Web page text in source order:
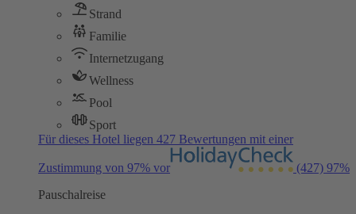
Strand
Familie
Internetzugang
Wellness
Pool
Sport
Für dieses Hotel liegen 427 Bewertungen mit einer
Zustimmung von 97% vor (427) 97%
Pauschalreise